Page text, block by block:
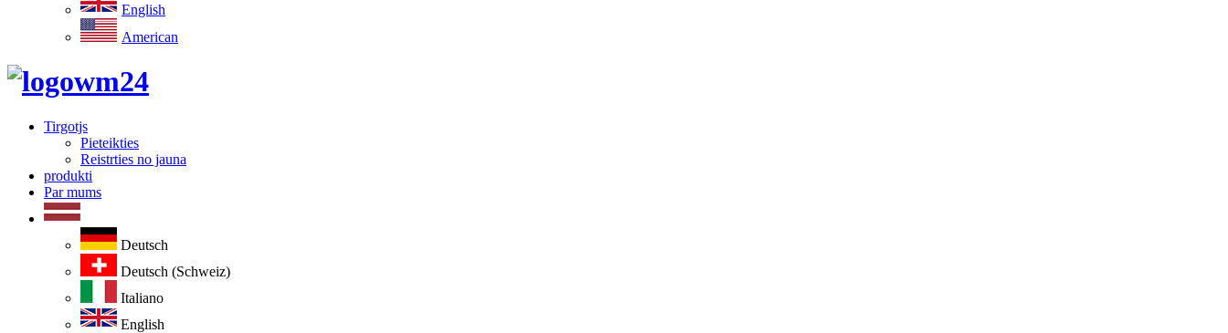
English
American
Tirgotjs
Pieteikties
Reistrties no jauna
produkti
Par mums
Deutsch
Deutsch (Schweiz)
Italiano
English